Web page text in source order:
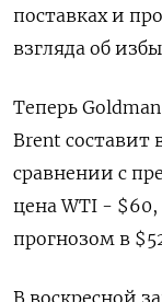
поставках и
взгляда об
Теперь
Brent ​составит
сравнении с
⁠цена WTI -
прогнозом в
В воскресной